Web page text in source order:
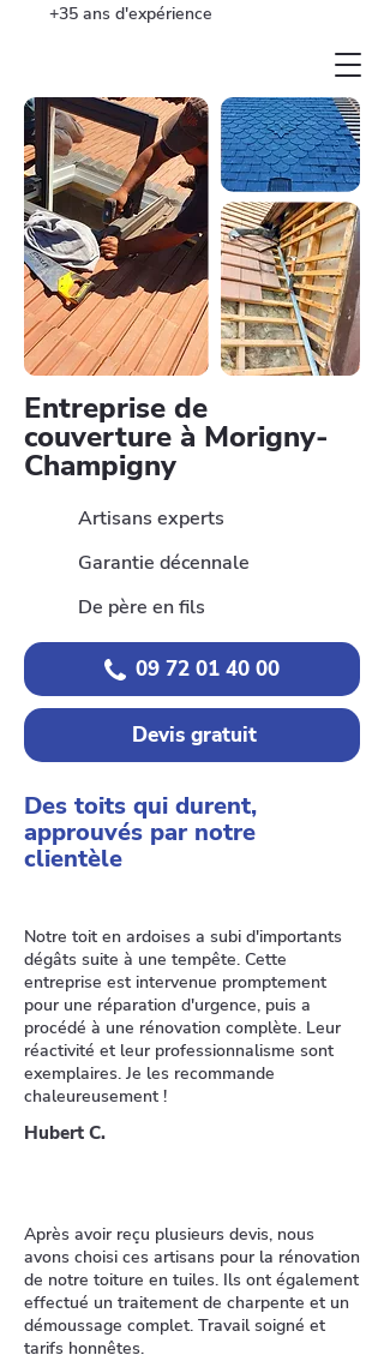
+35 ans d'expérience
Entreprise de
couverture à Morigny-
Champigny
Artisans experts
Garantie décennale
De père en fils
09 72 01 40 00
Devis gratuit
Des toits qui durent,
approuvés par notre
clientèle
Notre toit en ardoises a subi d'importants
dégâts suite à une tempête. Cette
entreprise est intervenue promptement
pour une réparation d'urgence, puis a
procédé à une rénovation complète. Leur
réactivité et leur professionnalisme sont
exemplaires. Je les recommande
chaleureusement !
Hubert C.
Après avoir reçu plusieurs devis, nous
avons choisi ces artisans pour la rénovation
de notre toiture en tuiles. Ils ont également
effectué un traitement de charpente et un
démoussage complet. Travail soigné et
tarifs honnêtes.